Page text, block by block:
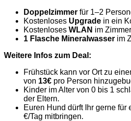
Doppelzimmer für 1–2
Kostenloses Upgrade in ein
Kostenloses WLAN im Zimmer
1 Flasche Mineralwasser im
Weitere Infos zum Deal:
Frühstück kann vor Ort zu
von 13€ pro Person
Kinder im Alter von 0 bis 1
der Eltern.
Euren Hund dürft Ihr gerne für
€/Tag mitbringen.